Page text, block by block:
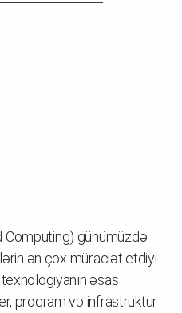
Computing) günümüzdə
ən çox müraciət etdiyi
əsas
proqram və infrastruktur